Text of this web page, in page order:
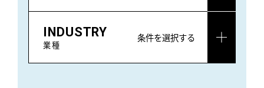
INDUSTRY
業種
条件を選択する